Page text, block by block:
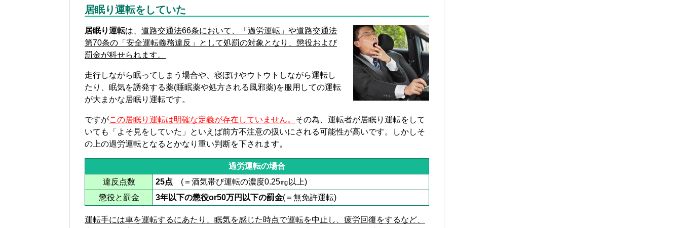
居眠り運転をしていた
居眠り運転は、 道路交通法66条において、「過労運転」や道路交通法
第70条の「安全運転義務違反」として処罰の対象となり、懲役および
罰金が科せられます。
走行しながら眠ってしまう場合や、寝ぼけやウトウトしながら運転し
たり、眠気を誘発する薬(睡眠薬や処方される風邪薬)を服用しての運転
が大まかな居眠り運転です。
ですがこの居眠り運転は明確な定義が存在していません。 その為、運転者が居眠り運転をして
いても「よそ見をしていた」といえば前方不注意の扱いにされる可能性が高いです。しかしそ
の上の過労運転となるとかなり重い判断を下されます。
過労運転の場合
違反点数
25点 (＝酒気帯び運転の濃度0.25㎎以上)
懲役と罰金
3年以下の懲役or50万円以下の罰金(＝無免許運転)
運転手には車を運転するにあたり、眠気を感じた時点で運転を中止し、疲労回復をするなど、